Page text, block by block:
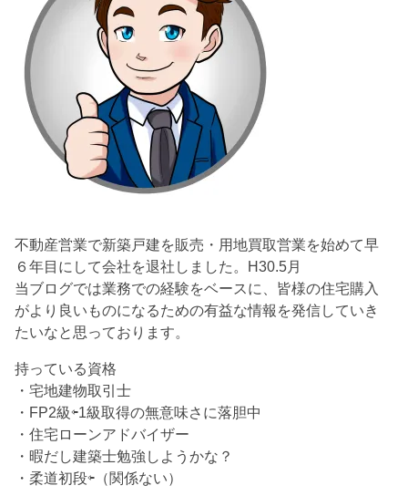
不動産営業で新築戸建を販売・用地買取営業を始めて早
６年目にして会社を退社しました。H30.5月
当ブログでは業務での経験をベースに、皆様の住宅購入
がより良いものになるための有益な情報を発信していき
たいなと思っております。
持っている資格
・宅地建物取引士
・FP2級⇦1級取得の無意味さに落胆中
・住宅ローンアドバイザー
・暇だし建築士勉強しようかな？
・柔道初段⇦（関係ない）